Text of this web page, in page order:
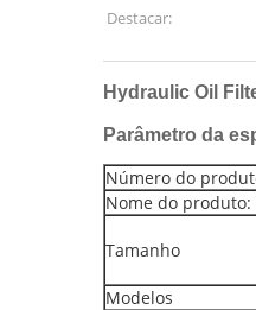
Destacar:
Hydraulic Oil
Parâmetro da
Número do
Nome do produto:
Tamanho
Modelos